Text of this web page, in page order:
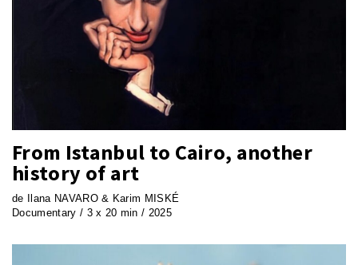
From Istanbul to Cairo, another
history of art
de Ilana NAVARO & Karim MISKÉ
Documentary / 3 x 20 min / 2025